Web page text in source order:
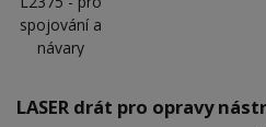
LASER drát pro opravy